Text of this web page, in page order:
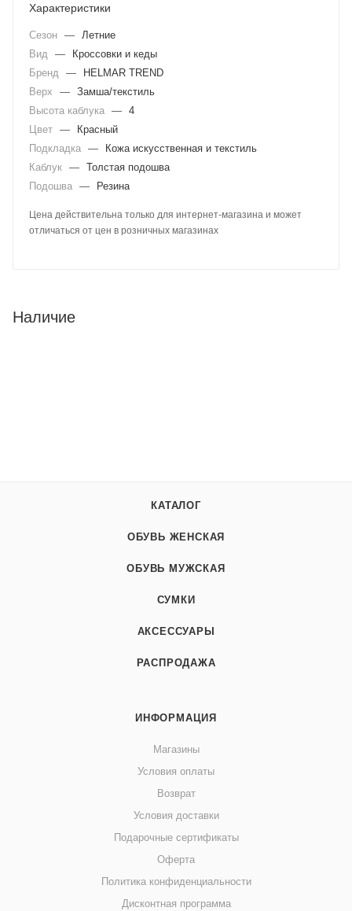
Характеристики
Сезон —
Летние
Вид
—
Кроссовки и кеды
Бренд
—
HELMAR TREND
Верх
— Замша/текстиль
Высота каблука — 4
Цвет —
Красный
Подкладка —
Кожа искусственная и текстиль
Каблук — Толстая подошва
Подошва — Резина
Цена действительна только для интернет-магазина и может
отличаться от цен в розничных магазинах
Наличие
КАТАЛОГ
ОБУВЬ ЖЕНСКАЯ
ОБУВЬ МУЖСКАЯ
СУМКИ
АКСЕССУАРЫ
РАСПРОДАЖА
ИНФОРМАЦИЯ
Магазины
Условия оплаты
Возврат
Условия доставки
Подарочные сертификаты
Оферта
Политика конфиденциальности
Дисконтная программа